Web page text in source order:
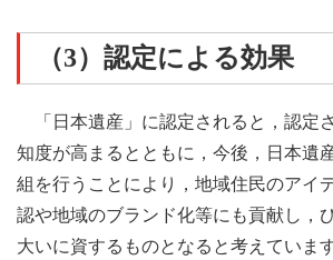
（3）認定による効果
「日本遺産」に認定されると，認定
知度が高まるとともに，今後，日本遺
組を行うことにより，地域住民のアイ
認や地域のブランド化等にも貢献し，
大いに資するものとなると考えています